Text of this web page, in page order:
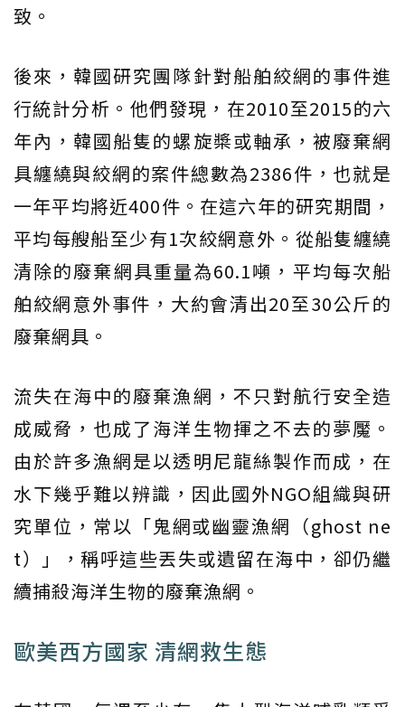
致。
後來，韓國研究團隊針對船舶絞網的事件進
行統計分析。他們發現，在2010至2015的六
年內，韓國船隻的螺旋槳或軸承，被廢棄網
具纏繞與絞網的案件總數為2386件，也就是
一年平均將近400件。在這六年的研究期間，
平均每艘船至少有1次絞網意外。從船隻纏繞
清除的廢棄網具重量為60.1噸，平均每次船
舶絞網意外事件，大約會清出20至30公斤的
廢棄網具。
流失在海中的廢棄漁網，不只對航行安全造
成威脅，也成了海洋生物揮之不去的夢魘。
由於許多漁網是以透明尼龍絲製作而成，在
水下幾乎難以辨識，因此國外NGO組織與研
究單位，常以「鬼網或幽靈漁網（ghost ne
t）」，稱呼這些丟失或遺留在海中，卻仍繼
續捕殺海洋生物的廢棄漁網。
歐美西方國家 清網救生態